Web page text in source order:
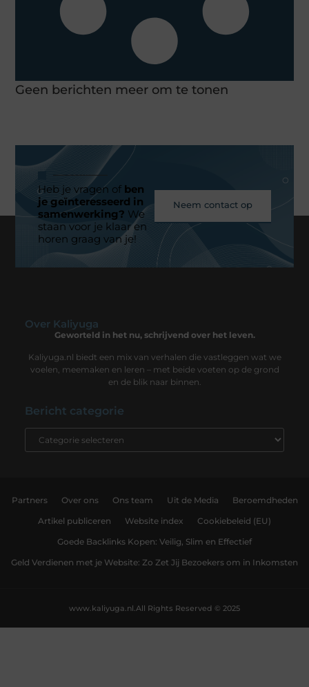
Geen berichten meer om te tonen
Heb je vragen ofben
je geïnteresseerd in
samenwerking? We
staan voor je klaar en
horen graag van je!
Neem contact op
Over Kaliyuga
Geworteld in het nu, schrijvend over het leven.
Kaliyuga.nl biedt een mix van verhalen die vastleggen wat we
voelen, meemaken en leren – met beide voeten op de grond
en de blik naar binnen.
Bericht categorie
Partners Over ons Ons team Uit de Media Beroemdheden
Artikel publiceren Website index Cookiebeleid (EU)
Goede Backlinks Kopen: Veilig, Slim en Effectief
Geld Verdienen met je Website: Zo Zet Jij Bezoekers om in Inkomsten
All Rights Reserved © 2025
www.kaliyuga.nl.